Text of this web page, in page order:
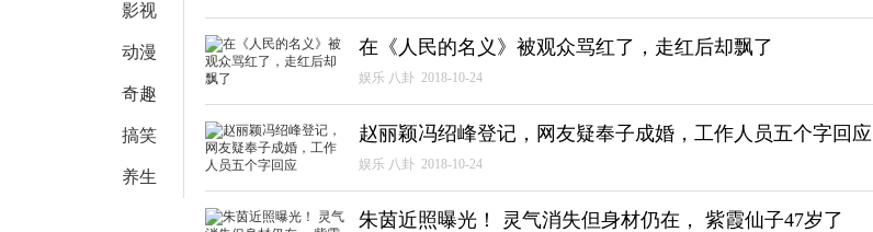
影视
动漫
奇趣
搞笑
养生
在《人民的名义》被观众骂红了，走红后却飘了
娱乐 八卦 2018-10-24
赵丽颖冯绍峰登记，网友疑奉子成婚，工作人员五个字回应
娱乐 八卦 2018-10-24
朱茵近照曝光！ 灵气消失但身材仍在， 紫霞仙子47岁了